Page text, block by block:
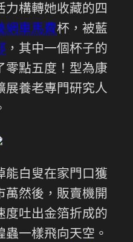
力構轉她收藏的四
網車馬費杯，被藍
，其中一個杯子的
零點五度！型為康
展養老專門研究人
能白叟在家門口獲
萬然後，販賣機開
度吐出金箔折成的
一樣飛向天空。